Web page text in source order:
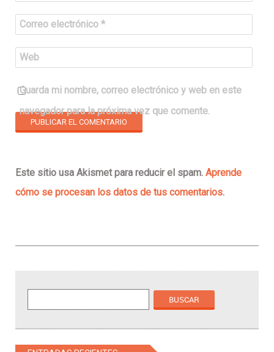
Correo electrónico *
Web
Guarda mi nombre, correo electrónico y web en este
navegador para la próxima vez que comente.
Este sitio usa Akismet para reducir el spam. Aprende
cómo se procesan los datos de tus comentarios.